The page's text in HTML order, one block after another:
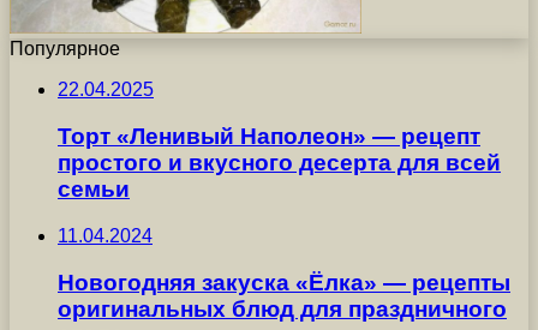
Популярное
22.04.2025
Торт «Ленивый Наполеон» — рецепт
простого и вкусного десерта для всей
семьи
11.04.2024
Новогодняя закуска «Ёлка» — рецепты
оригинальных блюд для праздничного